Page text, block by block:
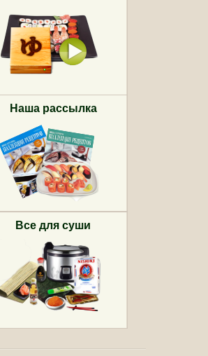
Наша рассылка
Все для суши